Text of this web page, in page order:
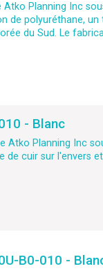
Planning Inc
de polyuréthane,
du Sud. Le
- Blanc
Atko Planning Inc
cuir sur l'envers
B0-010 -